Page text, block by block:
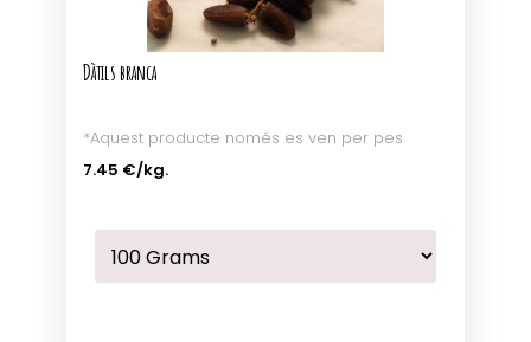
Dàtils branca
*Aquest producte només es ven per pes
7.45 €/kg.